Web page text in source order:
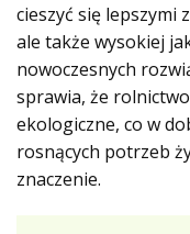
cieszyć się
ale także wysokiej
nowoczesnych
sprawia, że
ekologiczne, co w
rosnących potrzeb
znaczenie.